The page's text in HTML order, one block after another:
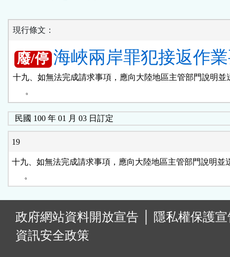
現行條文：
廢/停 海峽兩岸罪犯接返作
十九、如無法完成請求事項，應向大陸地區主管部門說明並
      。
民國 100 年 01 月 03 日訂定
19
十九、如無法完成請求事項，應向大陸地區主管部門說明並
      。
政府網站資料開放宣告
隱私權保護
資訊安全政策